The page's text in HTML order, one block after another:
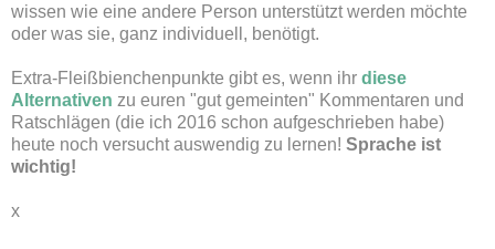
wissen wie eine andere Person unterstützt werden möchte
oder was sie, ganz individuell, benötigt.
Extra-Fleißbienchenpunkte gibt es, wenn ihr diese
Alternativen zu euren "gut gemeinten" Kommentaren und
Ratschlägen (die ich 2016 schon aufgeschrieben habe)
heute noch versucht auswendig zu lernen! Sprache ist
wichtig!
x